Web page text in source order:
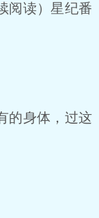
阅读）星纪番
的身体，过这